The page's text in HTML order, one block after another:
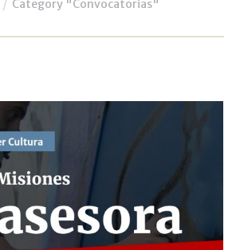
Category "Convocatorias"